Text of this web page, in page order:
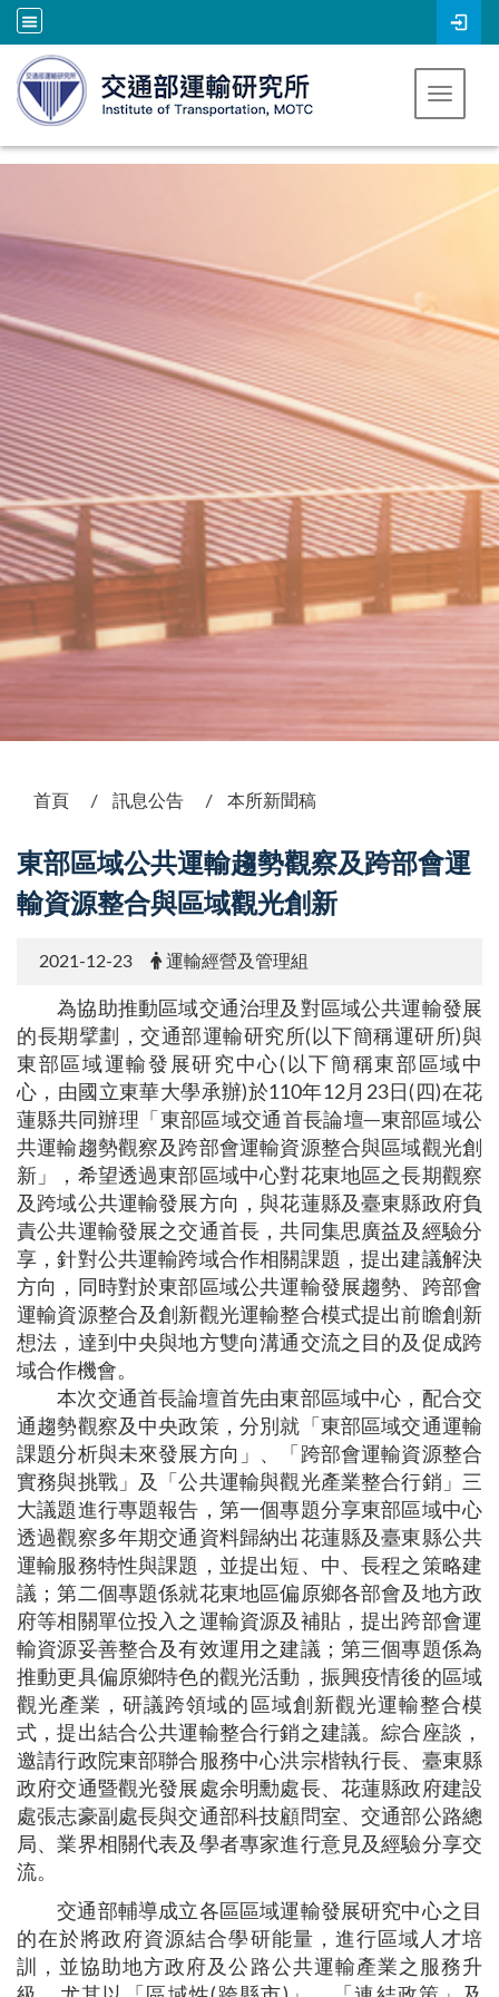
跳到主要內容
Toggle
首頁 訊息公告 本所新聞稿
東部區域公共運輸趨勢觀察及跨部會運
輸資源整合與區域觀光創新
2021-12-23 運輸經營及管理組
為協助推動區域交通治理及對區域公共運輸發展
的長期擘劃，交通部運輸研究所(以下簡稱運研所)與
東部區域運輸發展研究中心(以下簡稱東部區域中
心，由國立東華大學承辦)於110年12月23日(四)在花
蓮縣共同辦理「東部區域交通首長論壇─東部區域公
共運輸趨勢觀察及跨部會運輸資源整合與區域觀光創
新」，希望透過東部區域中心對花東地區之長期觀察
及跨域公共運輸發展方向，與花蓮縣及臺東縣政府負
責公共運輸發展之交通首長，共同集思廣益及經驗分
享，針對公共運輸跨域合作相關課題，提出建議解決
方向，同時對於東部區域公共運輸發展趨勢、跨部會
運輸資源整合及創新觀光運輸整合模式提出前瞻創新
想法，達到中央與地方雙向溝通交流之目的及促成跨
域合作機會。
本次交通首長論壇首先由東部區域中心，配合交
通趨勢觀察及中央政策，分別就「東部區域交通運輸
課題分析與未來發展方向」、「跨部會運輸資源整合
實務與挑戰」及「公共運輸與觀光產業整合行銷」三
大議題進行專題報告，第一個專題分享東部區域中心
透過觀察多年期交通資料歸納出花蓮縣及臺東縣公共
運輸服務特性與課題，並提出短、中、長程之策略建
議；第二個專題係就花東地區偏原鄉各部會及地方政
府等相關單位投入之運輸資源及補貼，提出跨部會運
輸資源妥善整合及有效運用之建議；第三個專題係為
推動更具偏原鄉特色的觀光活動，振興疫情後的區域
觀光產業，研議跨領域的區域創新觀光運輸整合模
式，提出結合公共運輸整合行銷之建議。綜合座談，
邀請行政院東部聯合服務中心洪宗楷執行長、臺東縣
政府交通暨觀光發展處余明勳處長、花蓮縣政府建設
處張志豪副處長與交通部科技顧問室、交通部公路總
局、業界相關代表及學者專家進行意見及經驗分享交
流。
交通部輔導成立各區區域運輸發展研究中心之目
的在於將政府資源結合學研能量，進行區域人才培
訓，並協助地方政府及公路公共運輸產業之服務升